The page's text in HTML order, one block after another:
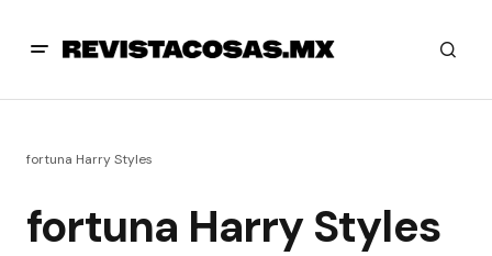
fortuna Harry Styles
fortuna Harry Styles